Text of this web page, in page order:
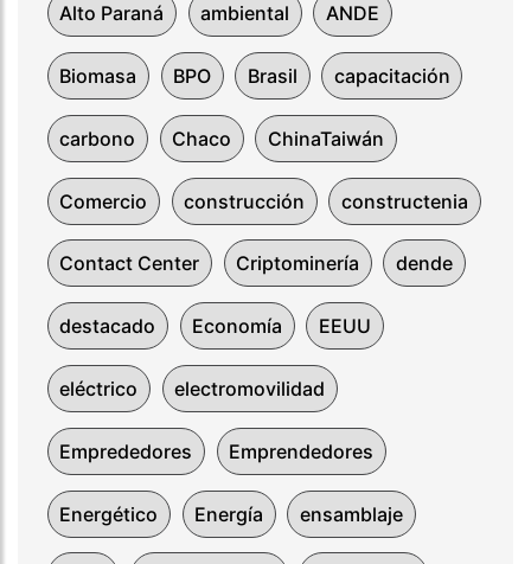
Alto Paraná ambiental ANDE
Biomasa BPO Brasil capacitación
carbono Chaco ChinaTaiwán
Comercio construcción constructenia
Contact Center Criptominería dende
destacado Economía EEUU
eléctrico electromovilidad
Emprededores Emprendedores
Energético Energía ensamblaje